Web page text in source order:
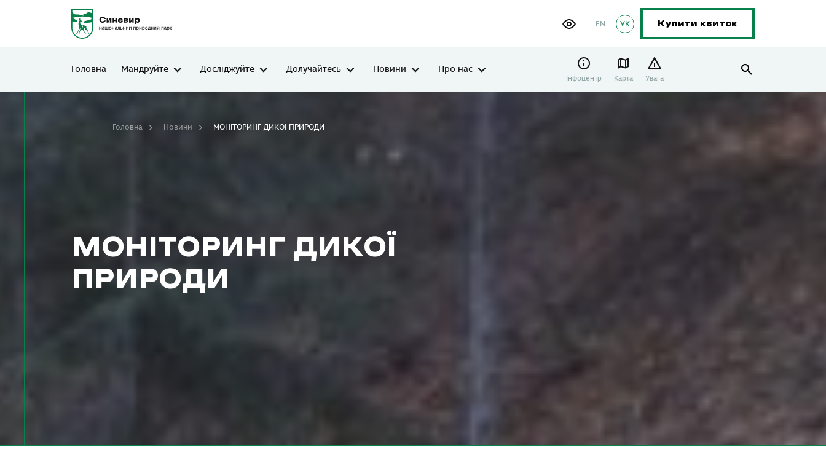
УК
EN Купити квиток
Головна Мандруйте Досліджуйте Долучайтесь Новини Про нас
Інфоцентр Карта Увага
МОНІТОРИНГ ДИКОЇ
ПРИРОДИ
Головна Новини МОНІТОРИНГ ДИКОЇ ПРИРОДИ